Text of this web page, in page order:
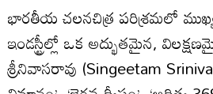
భారతీయ చలనచిత్ర పరిశ్రమలో
ఇండస్ట్రీల్లో ఒక అద్భుతమైన,
శ్రీనివాసరావు (Singeetam